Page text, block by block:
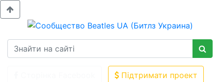
Підтримати проект